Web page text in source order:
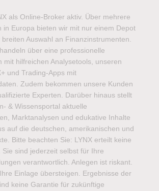
als Online-Broker aktiv. Über mehrere
in Europa bieten wir mit nur einem Depot
Auswahl an Finanzinstrumenten.
über eine professionelle
mit hilfreichen Analysetools, unseren
und Trading-Apps mit
Zudem bekommen unsere Kunden
Experten. Darüber hinaus stellt
& Wissensportal aktuelle
Marktanalysen und edukative Inhalte
auf die deutschen, amerikanischen und
Bitte beachten Sie: LYNX erteilt keine
sind jederzeit selbst für Ihre
verantwortlich. Anlegen ist riskant.
Einlage übersteigen. Ergebnisse der
keine Garantie für zukünftige